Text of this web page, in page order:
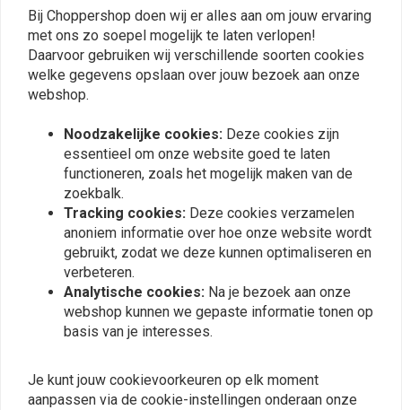
Plaats ook een review
Vergelijkbare producten
Bij Choppershop doen wij er alles aan om jouw ervaring
met ons zo soepel mogelijk te laten verlopen!
Daarvoor gebruiken wij verschillende soorten cookies
welke gegevens opslaan over jouw bezoek aan onze
webshop.
Noodzakelijke cookies: Deze cookies zijn
essentieel om onze website goed te laten
functioneren, zoals het mogelijk maken van de
zoekbalk.
Tracking cookies: Deze cookies verzamelen
anoniem informatie over hoe onze website wordt
gebruikt, zodat we deze kunnen optimaliseren en
verbeteren.
Analytische cookies: Na je bezoek aan onze
webshop kunnen we gepaste informatie tonen op
basis van je interesses.
Je kunt jouw cookievoorkeuren op elk moment
aanpassen via de cookie-instellingen onderaan onze